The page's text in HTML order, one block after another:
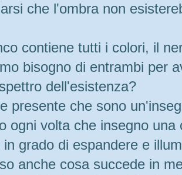
che l'ombra non
contiene tutti i colori, il
bisogno di entrambi per
dell'esistenza?
presente che sono
ogni volta che insegno
in grado di espandere e
anche cosa succede in